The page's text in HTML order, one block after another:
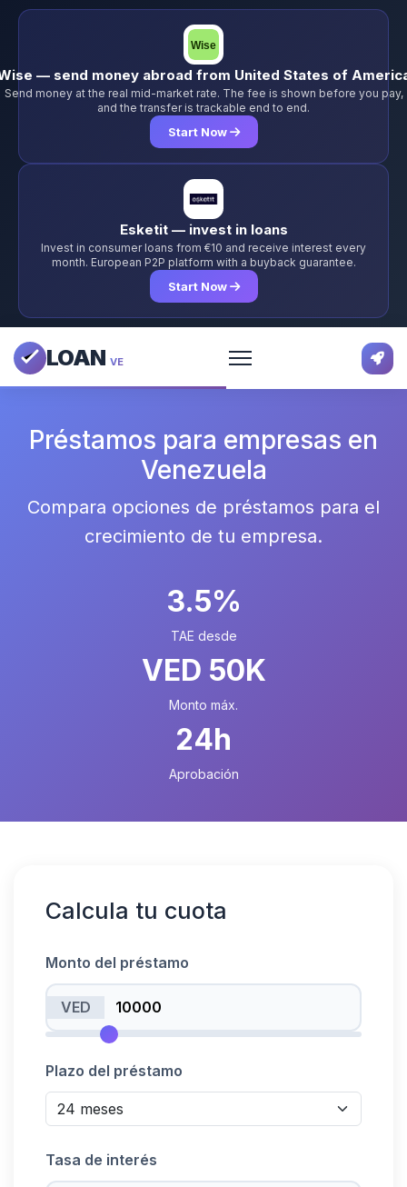
— send money abroad from United States of
Send money at the real mid-market rate. The fee is shown before you pay,
and the transfer is trackable end to end.
Start Now
Esketit — invest in loans
Invest in consumer loans from €10 and receive interest every
month. European P2P platform with a buyback guarantee.
Start Now
LOAN VE
Préstamos para empresas en
Venezuela
Compara opciones de préstamos para el
crecimiento de tu empresa.
3.5%
TAE desde
VED 50K
Monto máx.
24h
Aprobación
Calcula tu cuota
Monto del préstamo
VED
Plazo del préstamo
Tasa de interés